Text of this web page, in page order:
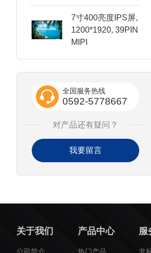
7寸400亮度IPS屏,
1200*1920, 39PIN
MIPI
全国服务热线
0592-5778667
对产品还有疑问？
我要留言
关于我们
公司简介
产品中心
热门产品
服
非